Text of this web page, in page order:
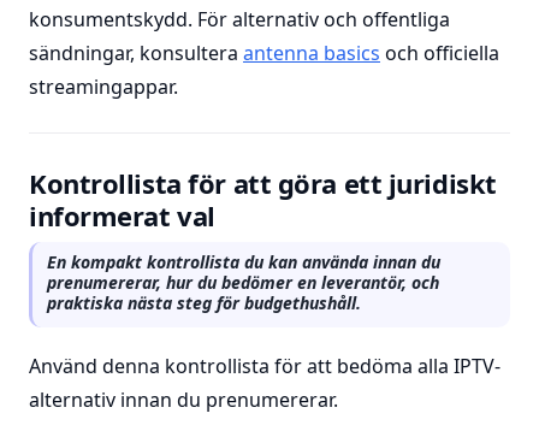
konsumentskydd. För alternativ och offentliga
sändningar, konsultera antenna basics och officiella
streamingappar.
Kontrollista för att göra ett juridiskt
informerat val
En kompakt kontrollista du kan använda innan du
prenumererar, hur du bedömer en leverantör, och
praktiska nästa steg för budgethushåll.
Använd denna kontrollista för att bedöma alla IPTV-
alternativ innan du prenumererar.